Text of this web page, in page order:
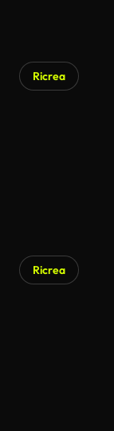
Ricrea
Ricrea